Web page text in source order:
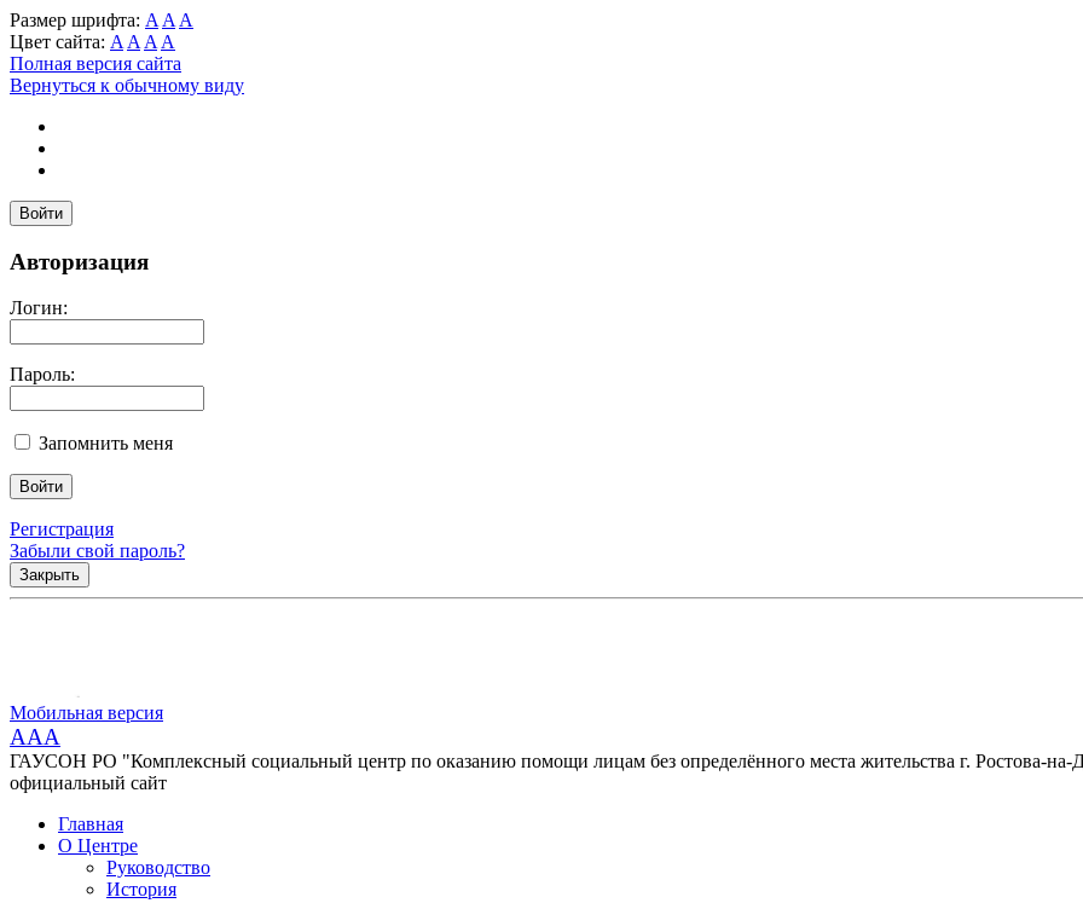
Размер шрифта: A A A
Цвет сайта: A A A A
Полная версия сайта
Вернуться к обычному виду
Войти
Авторизация
Логин:
Пароль:
Запомнить меня
Регистрация
Забыли свой пароль?
Закрыть
Мобильная версия
AAA
ГАУСОН РО "Комплексный социальный центр по оказанию помощи лицам без определённого места жительства г. Ростова-на-
официальный сайт
Главная
О Центре
Руководство
История